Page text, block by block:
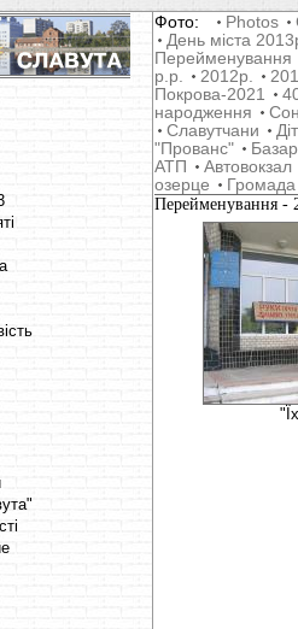
Фото: Photos
День міста
Перейменування
р.р.
2012р.
Покрова-2021
народження
Славутчани
"Прованс"
Базар
АТП
Автовокзал
озерце
Громада
Перейменування -